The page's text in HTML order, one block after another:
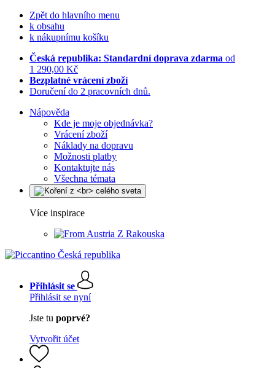
Zpět do hlavního menu
k obsahu
k nákupnímu košíku
Česká republika: Standardní doprava zdarma od
1 290,00 Kč
Bezplatné vrácení zboží
Doručení do 2 pracovních dnů.
Nápověda
Kde je moje objednávka?
Vrácení zboží
Náklady na dopravu
Možnosti platby
Kontaktujte nás
Všechna témata
Více inspirace
Z Rakouska
Přihlásit se
Přihlásit se nyní
Jste tu poprvé?
Vytvořit účet